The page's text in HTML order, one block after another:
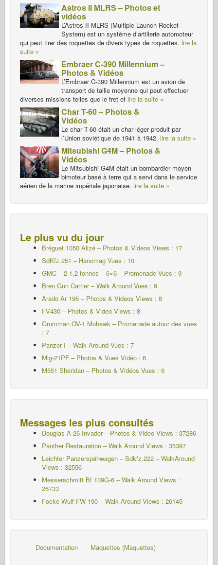
Astros II MLRS – Photos et
vidéos
L’Astros II MLRS (Multiple Launch Rocket
System) est un système d’artillerie automoteur
qui peut tirer des roquettes de divers types de roquettes. lire la
suite »
Embraer C-390 Millennium –
Photos & Vidéos
L’Embraer C-390 Millennium est un avion de
transport de taille moyenne qui peut effectuer
diverses missions telles que le fret et lire la suite »
Char T-60 – Photos &
Vidéos
Le char T-60 était un char léger produit par
l’Union soviétique de 1941 à 1942. lire la suite »
Mitsubishi G4M – Photos &
Vidéos
Le Mitsubishi G4M était un bombardier moyen
bimoteur basé à terre qui a servi dans le service
aérien de la marine impériale japonaise. lire la suite »
Le plus vu du jour
Bréguet 1050 Alizé – Photos & Videos Views : 17
SdKfz.251 – Hanomag Vues : 10
GMC – 2 1,2 tonnes – 6×6 – Promenade Vues : 9
Bren Gun Carrier – Walk Around Vues : 9
Arado Ar 196 – Photos & Videos Views : 8
FV430 – Photos & Video Views : 8
Grumman OV-1 Mohawk – Promenade autour des vues
: 7
Panzer I – Walk Around Vues : 7
Mig-21PF – Photos & Vues Vidéo : 6
M551 Sheridan – Photos & Vidéos Vues : 6
Messages les plus consultés
Douglas A-26 Invader – Photos & Video Views : 37286
Panther Restauration – Walk Around Views : 35397
Leichter Panzerspähwagen – Sdkfz.222 – WalkAround
Views : 32556
Messerschmitt Bf 109G-6 – Walk Around Views :
26733
Focke-Wulf FW-190 – Walk Around Views : 26145
Documentation Maquettes (Maquettes)